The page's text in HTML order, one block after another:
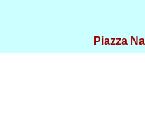
Piazza